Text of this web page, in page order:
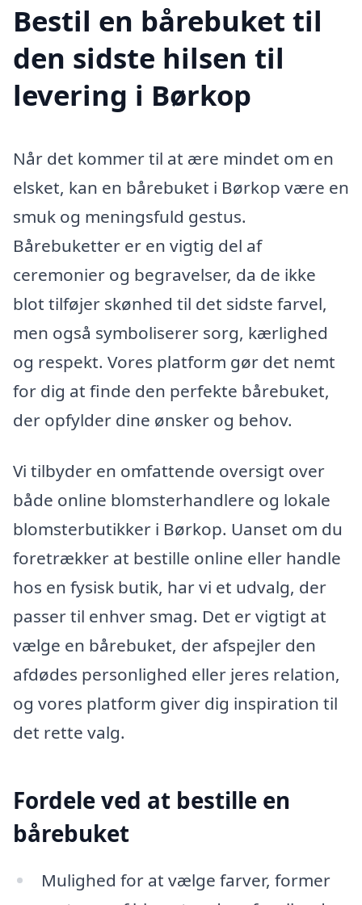
Bestil en bårebuket til
den sidste hilsen til
levering i Børkop
Når det kommer til at ære mindet om en
elsket, kan en bårebuket i Børkop være en
smuk og meningsfuld gestus.
Bårebuketter er en vigtig del af
ceremonier og begravelser, da de ikke
blot tilføjer skønhed til det sidste farvel,
men også symboliserer sorg, kærlighed
og respekt. Vores platform gør det nemt
for dig at finde den perfekte bårebuket,
der opfylder dine ønsker og behov.
Vi tilbyder en omfattende oversigt over
både online blomsterhandlere og lokale
blomsterbutikker i Børkop. Uanset om du
foretrækker at bestille online eller handle
hos en fysisk butik, har vi et udvalg, der
passer til enhver smag. Det er vigtigt at
vælge en bårebuket, der afspejler den
afdødes personlighed eller jeres relation,
og vores platform giver dig inspiration til
det rette valg.
Fordele ved at bestille en
bårebuket
Mulighed for at vælge farver, former